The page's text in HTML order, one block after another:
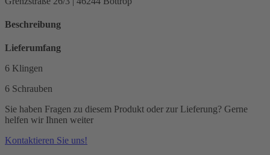
Beschreibung
Lieferumfang
6 Klingen
6 Schrauben
Sie haben Fragen zu diesem Produkt oder zur Lieferung? Gerne
helfen wir Ihnen weiter
Kontaktieren Sie uns!